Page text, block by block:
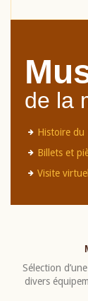
de la
Histoire du
Billets et
Visite
Sélection
divers